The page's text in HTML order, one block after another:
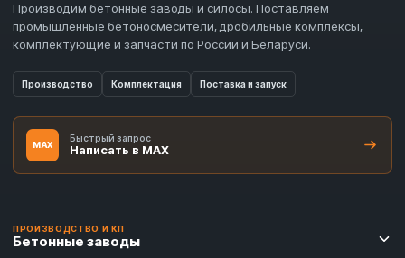
Производим бетонные заводы и силосы. Поставляем
промышленные бетоносмесители, дробильные комплексы,
комплектующие и запчасти по России и Беларуси.
Производство Комплектация Поставка и запуск
MAX
Быстрый запрос
Написать в MAX
ПРОИЗВОДСТВО И КП
Бетонные заводы